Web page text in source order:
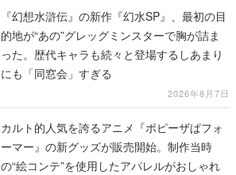
『幻想水滸伝』の新作『幻水SP』、最初の目
的地が“あの”グレッグミンスターで胸が詰ま
った。歴代キャラも続々と登場するしあまり
にも「同窓会」すぎる
2026年8月7日
カルト的人気を誇るアニメ『ポピーザぱフォ
ーマー』の新グッズが販売開始。制作当時
の“絵コンテ”を使用したアパレルがおしゃれ